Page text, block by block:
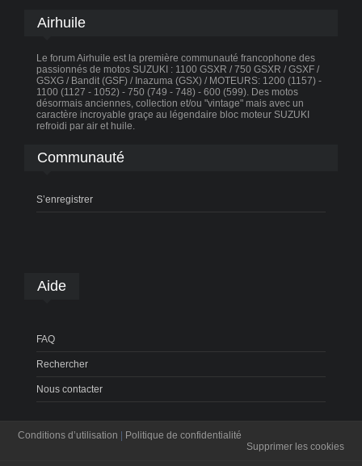
Airhuile
Le forum Airhuile est la première communauté francophone des
passionnés de motos SUZUKI : 1100 GSXR / 750 GSXR / GSXF /
GSXG / Bandit (GSF) / Inazuma (GSX) / MOTEURS: 1200 (1157) -
1100 (1127 - 1052) - 750 (749 - 748) - 600 (599). Des motos
désormais anciennes, collection et/ou "vintage" mais avec un
caractère incroyable graçe au légendaire bloc moteur SUZUKI
refroidi par air et huile.
Communauté
S’enregistrer
Aide
FAQ
Rechercher
Nous contacter
Conditions d’utilisation | Politique de confidentialité
Supprimer les cookies